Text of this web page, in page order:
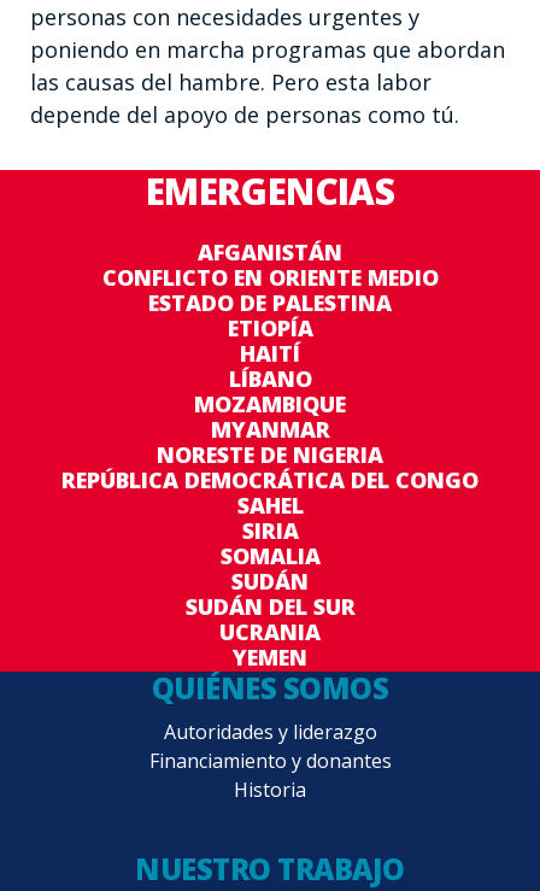
personas con necesidades urgentes y
poniendo en marcha programas que abordan
las causas del hambre. Pero esta labor
depende del apoyo de personas como tú.
EMERGENCIAS
AFGANISTÁN
CONFLICTO EN ORIENTE MEDIO
ESTADO DE PALESTINA
ETIOPÍA
HAITÍ
LÍBANO
MOZAMBIQUE
MYANMAR
NORESTE DE NIGERIA
REPÚBLICA DEMOCRÁTICA DEL CONGO
SAHEL
SIRIA
SOMALIA
SUDÁN
SUDÁN DEL SUR
UCRANIA
YEMEN
QUIÉNES SOMOS
Autoridades y liderazgo
Financiamiento y donantes
Historia
NUESTRO TRABAJO